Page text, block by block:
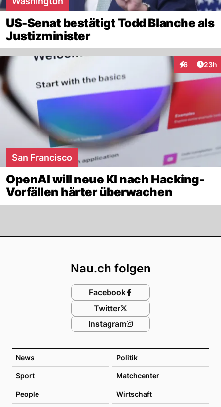
US-Senat bestätigt Todd Blanche als
Justizminister
6
Interaktionen
23h
San Francisco
OpenAI will neue KI nach Hacking-
Vorfällen härter überwachen
News Politik
Sport Matchcenter
People Wirtschaft
Nau.ch folgen
Facebook
Twitter
Instagram